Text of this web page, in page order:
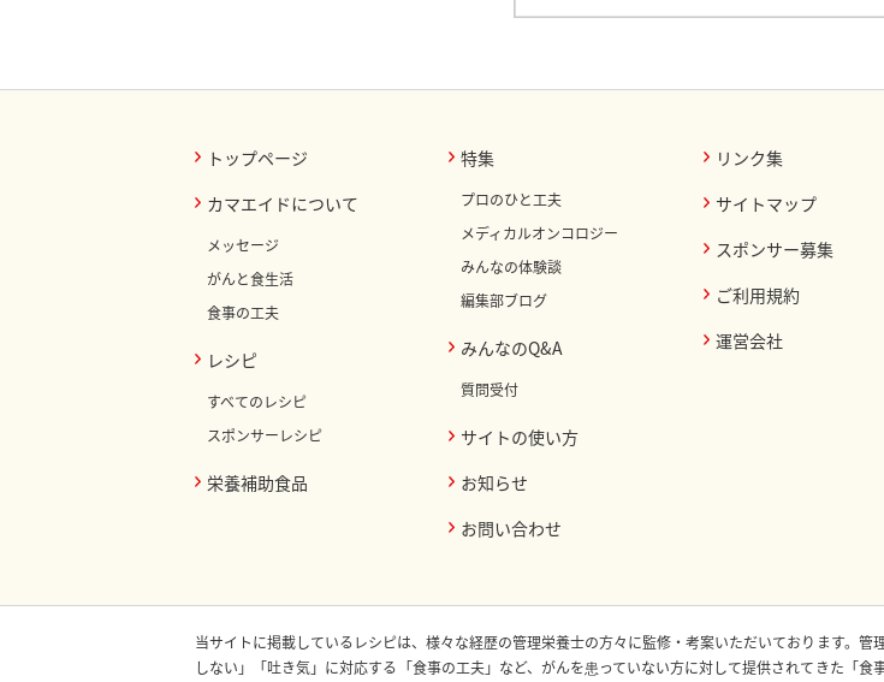
トップページ
カマエイドについて
メッセージ
がんと食生活
食事の工夫
レシピ
すべてのレシピ
スポンサーレシピ
栄養補助食品
特集
プロのひと工夫
メディカルオンコロジー
みんなの体験談
編集部ブログ
みんなのQ&A
質問受付
サイトの使い方
お知らせ
お問い合わせ
リンク集
サイトマップ
スポンサー募集
ご利用規約
運営会社
当サイトに掲載しているレシピは、様々な経歴の管理栄養士の方々に監修・考案いただいております。
しない」「吐き気」に対応する「食事の工夫」など、がんを患っていない方に対して提供されてきた「